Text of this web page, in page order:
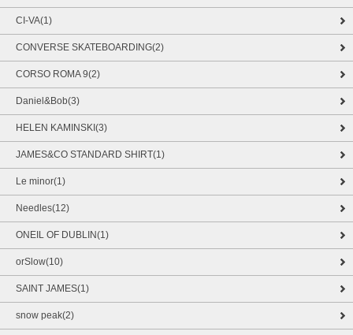
CI-VA(1)
CONVERSE SKATEBOARDING(2)
CORSO ROMA 9(2)
Daniel&Bob(3)
HELEN KAMINSKI(3)
JAMES&CO STANDARD SHIRT(1)
Le minor(1)
Needles(12)
ONEIL OF DUBLIN(1)
orSlow(10)
SAINT JAMES(1)
snow peak(2)